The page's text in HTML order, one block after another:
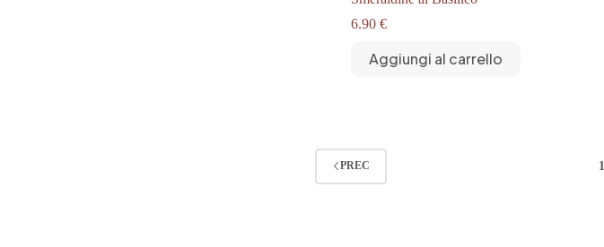
6.90 €
Aggiungi al carrello
PREC 1